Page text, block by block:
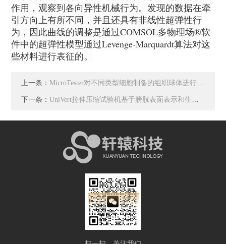
作用，观察到各向异性机械行为。发现的数据在牵
引方向上有所不同，并且还具有非线性超弹性行
为，因此曲线的调整是通过COMSOL多物理场®软
件中的超弹性模型通过Levenge-Marquardt算法对这
些材料进行表征的。
上一条： MicroTester对不同类型细胞制备的组织球体进行多参数分析
下一条：UniVert拉伸压缩试验机基于膀胱表面表示和生物力学分析